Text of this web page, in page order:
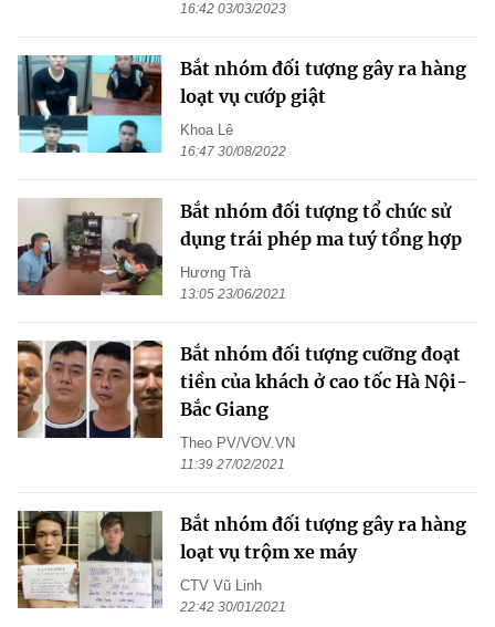
16:42 03/03/2023
Bắt nhóm đối tượng gây ra hàng
loạt vụ cướp giật
Khoa Lê
16:47 30/08/2022
Bắt nhóm đối tượng tổ chức sử
dụng trái phép ma tuý tổng hợp
Hương Trà
13:05 23/06/2021
Bắt nhóm đối tượng cưỡng đoạt
tiền của khách ở cao tốc Hà Nội-
Bắc Giang
Theo PV/VOV.VN
11:39 27/02/2021
Bắt nhóm đối tượng gây ra hàng
loạt vụ trộm xe máy
CTV Vũ Linh
22:42 30/01/2021